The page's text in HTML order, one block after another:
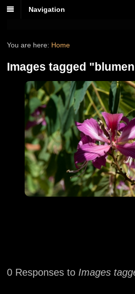
Navigation
You are here: Home
Images tagged
0 Responses to Images